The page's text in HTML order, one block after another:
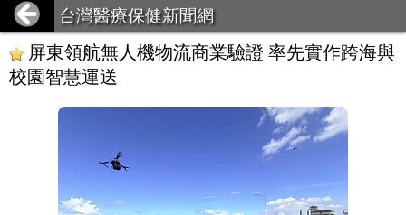
台灣醫療保健新聞網
屏東領航無人機物流商業驗證 率先實作跨海與
校園智慧運送